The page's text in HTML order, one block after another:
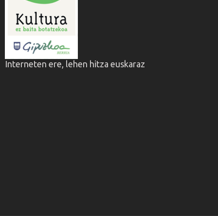
Interneten ere, lehen hitza euskaraz